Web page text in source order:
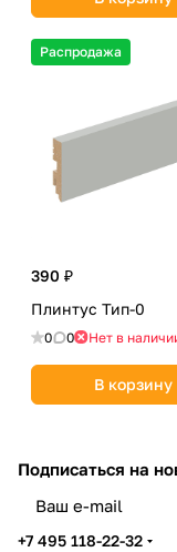
Распродажа
390 ₽
Плинтус Тип-0
0 0 Нет в
В корзину
Подписаться на
+7 495 118-22-32